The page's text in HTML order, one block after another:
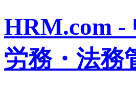
HRM.com -
労務・法務